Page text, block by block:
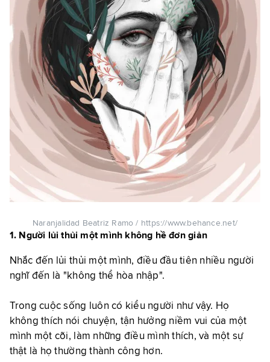
Naranjalidad Beatriz Ramo / https://www.behance.net/
1. Người lủi thủi một mình không hề đơn giản
Nhắc đến lủi thủi một mình, điều đầu tiên nhiều người
nghĩ đến là "không thể hòa nhập".
Trong cuộc sống luôn có kiểu người như vậy. Họ
không thích nói chuyện, tận hưởng niềm vui của một
mình một cõi, làm những điều mình thích, và một sự
thật là họ thường thành công hơn.